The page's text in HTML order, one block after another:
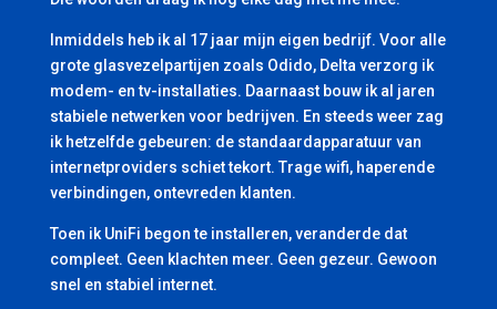
Inmiddels heb ik al 17 jaar mijn eigen bedrijf. Voor alle
grote glasvezelpartijen zoals Odido, Delta verzorg ik
modem- en tv-installaties. Daarnaast bouw ik al jaren
stabiele netwerken voor bedrijven. En steeds weer zag
ik hetzelfde gebeuren: de standaardapparatuur van
internetproviders schiet tekort. Trage wifi, haperende
verbindingen, ontevreden klanten.
Toen ik UniFi begon te installeren, veranderde dat
compleet. Geen klachten meer. Geen gezeur. Gewoon
snel en stabiel internet.